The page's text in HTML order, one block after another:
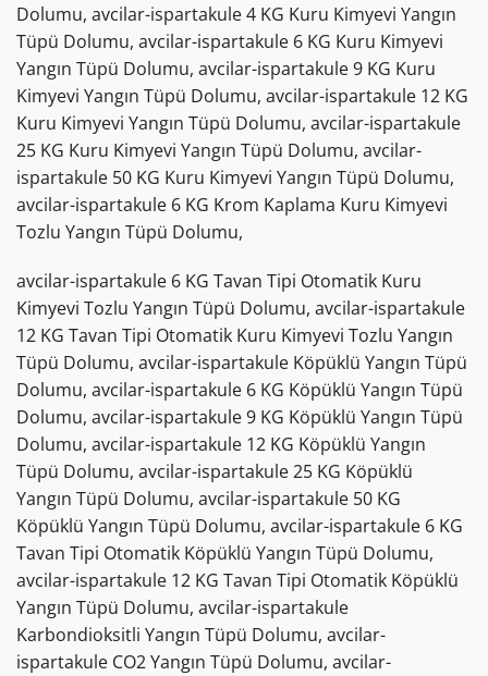
Dolumu, avcilar-ispartakule 4 KG Kuru Kimyevi Yangın
Tüpü Dolumu, avcilar-ispartakule 6 KG Kuru Kimyevi
Yangın Tüpü Dolumu, avcilar-ispartakule 9 KG Kuru
Kimyevi Yangın Tüpü Dolumu, avcilar-ispartakule 12 KG
Kuru Kimyevi Yangın Tüpü Dolumu, avcilar-ispartakule
25 KG Kuru Kimyevi Yangın Tüpü Dolumu, avcilar-
ispartakule 50 KG Kuru Kimyevi Yangın Tüpü Dolumu,
avcilar-ispartakule 6 KG Krom Kaplama Kuru Kimyevi
Tozlu Yangın Tüpü Dolumu,
avcilar-ispartakule 6 KG Tavan Tipi Otomatik Kuru
Kimyevi Tozlu Yangın Tüpü Dolumu, avcilar-ispartakule
12 KG Tavan Tipi Otomatik Kuru Kimyevi Tozlu Yangın
Tüpü Dolumu, avcilar-ispartakule Köpüklü Yangın Tüpü
Dolumu, avcilar-ispartakule 6 KG Köpüklü Yangın Tüpü
Dolumu, avcilar-ispartakule 9 KG Köpüklü Yangın Tüpü
Dolumu, avcilar-ispartakule 12 KG Köpüklü Yangın
Tüpü Dolumu, avcilar-ispartakule 25 KG Köpüklü
Yangın Tüpü Dolumu, avcilar-ispartakule 50 KG
Köpüklü Yangın Tüpü Dolumu, avcilar-ispartakule 6 KG
Tavan Tipi Otomatik Köpüklü Yangın Tüpü Dolumu,
avcilar-ispartakule 12 KG Tavan Tipi Otomatik Köpüklü
Yangın Tüpü Dolumu, avcilar-ispartakule
Karbondioksitli Yangın Tüpü Dolumu, avcilar-
ispartakule CO2 Yangın Tüpü Dolumu, avcilar-